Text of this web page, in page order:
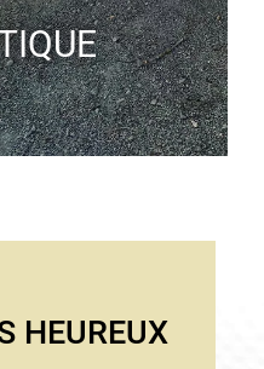
HEUREUX